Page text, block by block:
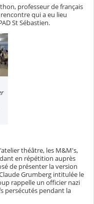
professeur de français
qui a eu lieu
St Sébastien.
théâtre, les M&M's,
en répétition auprès
de présenter la version
Grumberg intitulée le
rappelle un officier nazi
persécutés pendant la